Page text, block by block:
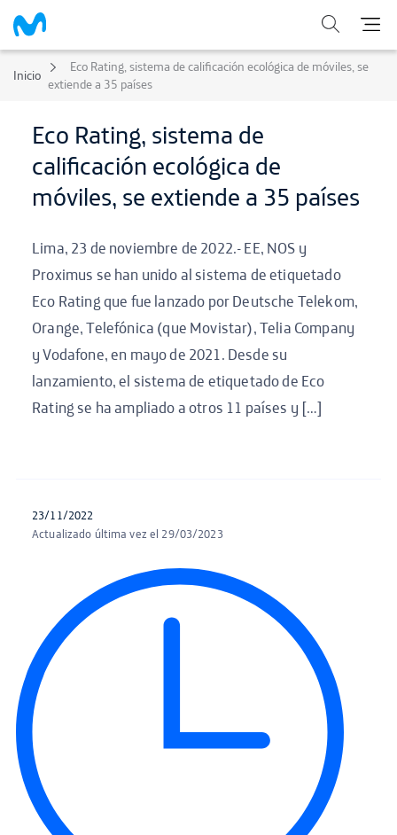
Inicio
Eco Rating, sistema de calificación ecológica de móviles, se
extiende a 35 países
Eco Rating, sistema de
calificación ecológica de
móviles, se extiende a 35 países
Lima, 23 de noviembre de 2022.- EE, NOS y
Proximus se han unido al sistema de etiquetado
Eco Rating que fue lanzado por Deutsche Telekom,
Orange, Telefónica (que Movistar), Telia Company
y Vodafone, en mayo de 2021. Desde su
lanzamiento, el sistema de etiquetado de Eco
Rating se ha ampliado a otros 11 países y […]
23/11/2022
Actualizado última vez el 29/03/2023